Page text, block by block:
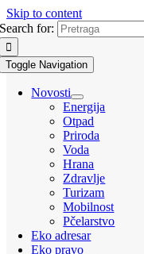
Skip to content
Search for:
Toggle Navigation
Novosti
Energija
Otpad
Priroda
Voda
Hrana
Zdravlje
Turizam
Mobilnost
Pčelarstvo
Eko adresar
Eko pravo